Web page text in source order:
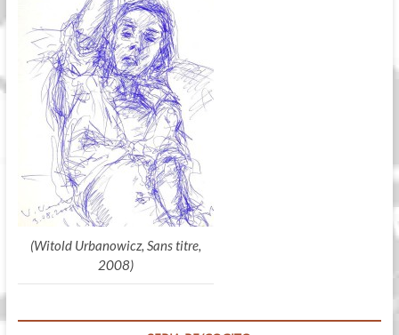
(Witold Urbanowicz, Sans titre,
2008)